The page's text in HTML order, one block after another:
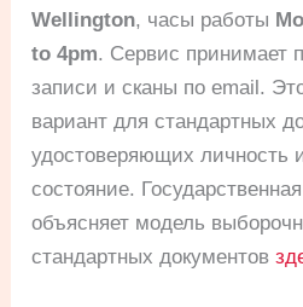
Wellington, часы работы
to 4pm. Сервис принимает
записи и сканы по email.
вариант для стандартных
удостоверяющих личность
состояние.
объясняет модель
стандартных документов